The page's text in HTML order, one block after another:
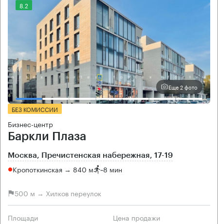
8.2
Еще 2 фото
БЕЗ КОМИССИИ
Бизнес-центр
Баркли Плаза
Москва, Пречистенская набережная, 17-19
Кропоткинская → 840 м ~8 мин
500 м → Хилков переулок
Площади Цена продажи